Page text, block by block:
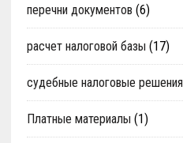
перечни документов (6)
расчет налоговой базы (17)
судебные налоговые решения
Платные материалы (1)